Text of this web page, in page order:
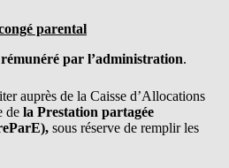
parental
rémunéré par l’administration.
auprès de la Caisse d’Allocations
de la Prestation partagée
sous réserve de remplir les